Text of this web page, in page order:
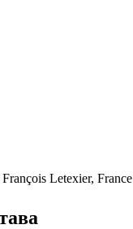
François Letexier, France